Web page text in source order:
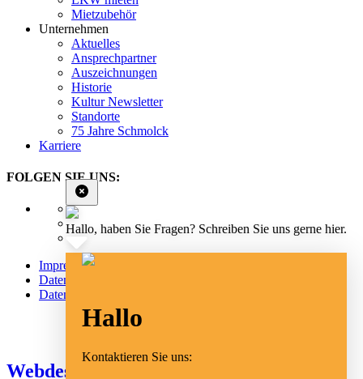
Mietzubehör
Unternehmen
Aktuelles
Ansprechpartner
Auszeichnungen
Historie
Kultur Newsletter
Standorte
75 Jahre Schmolck
Karriere
FOLGEN SIE UNS:
Impressum
Datenschutz
Datenschutz Social Media
Webdesign Emmendingen
Hallo, haben Sie Fragen? Schreiben Sie uns gerne hier.
Hallo
Kontaktieren Sie uns: